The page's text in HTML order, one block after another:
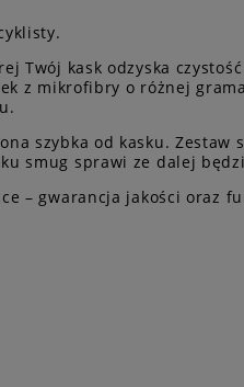
Twój kask odzyska
z mikrofibry o różnej
szybka od kasku. Zestaw
smug sprawi ze dalej
– gwarancja jakości oraz